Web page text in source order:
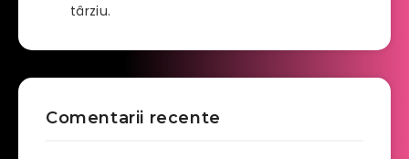
târziu.
Comentarii recente